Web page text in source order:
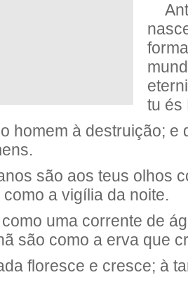
tu és
homem à destruição; e
são aos teus olhos
a vigília da noite.
uma corrente de
são como a erva que
floresce e cresce; à